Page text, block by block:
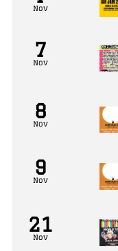
Nov
7
Nov
8
Nov
9
Nov
21
Nov